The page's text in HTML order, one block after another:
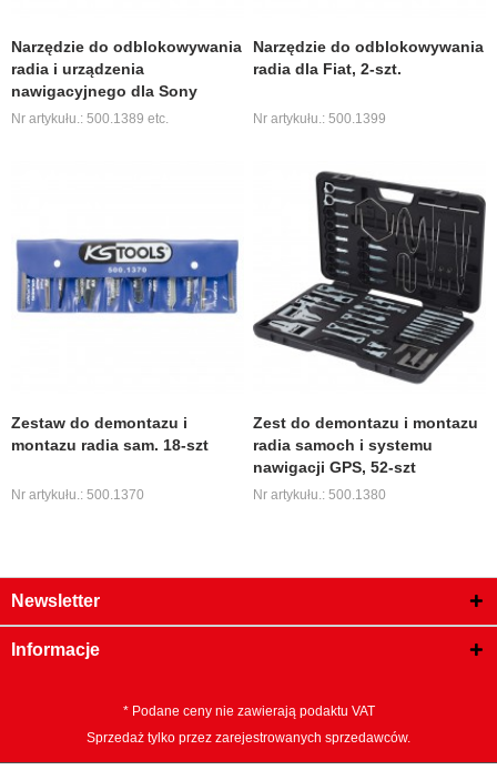
Narzędzie do odblokowywania
radia i urządzenia
nawigacyjnego dla Sony
Nr artykułu.: 500.1389 etc.
Narzędzie do odblokowywania
radia dla Fiat, 2-szt.
Nr artykułu.: 500.1399
Zestaw do demontazu i
montazu radia sam. 18-szt
Nr artykułu.: 500.1370
Zest do demontazu i montazu
radia samoch i systemu
nawigacji GPS, 52-szt
Nr artykułu.: 500.1380
Newsletter
Informacje
* Podane ceny nie zawierają podaktu VAT
Sprzedaż tylko przez zarejestrowanych sprzedawców.